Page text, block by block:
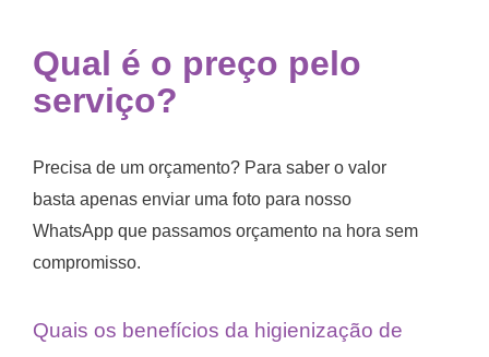
Qual é o preço pelo
serviço?
Precisa de um orçamento? Para saber o valor
basta apenas enviar uma foto para nosso
WhatsApp que passamos orçamento na hora sem
compromisso.
Quais os benefícios da higienização de